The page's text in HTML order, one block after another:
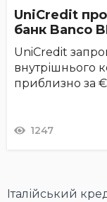
UniCredit
банк Banco
UniCredit
внутрішнього
приблизно за
1247
Італійський